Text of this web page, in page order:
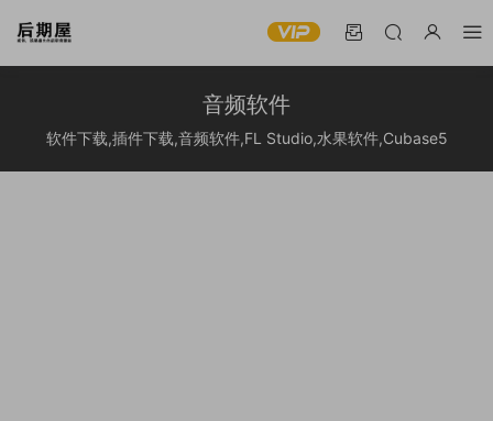
音频软件
软件下载,插件下载,音频软件,FL Studio,水果软件,Cubase5